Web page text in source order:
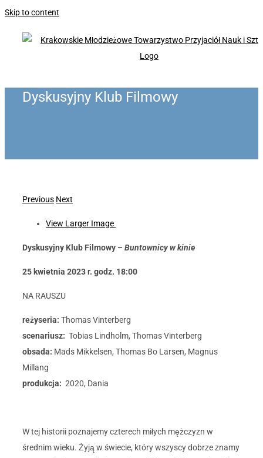
Skip to content
Dyskusyjny Klub Filmowy
Previous Next
View Larger Image
Dyskusyjny Klub Filmowy – Buntownicy w kinie
25 kwietnia 2023r. godz. 18:00
NA RAUSZU
reżyseria: Thomas Vinterberg
scenariusz: Tobias Lindholm, Thomas Vinterberg
obsada: Mads Mikkelsen, Thomas Bo Larsen, Magnus
Millang
produkcja: 2020, Dania
W tej historii poznajemy czterech miłych mężczyzn w
średnim wieku. Żyją w świecie, który wszyscy dobrze znamy